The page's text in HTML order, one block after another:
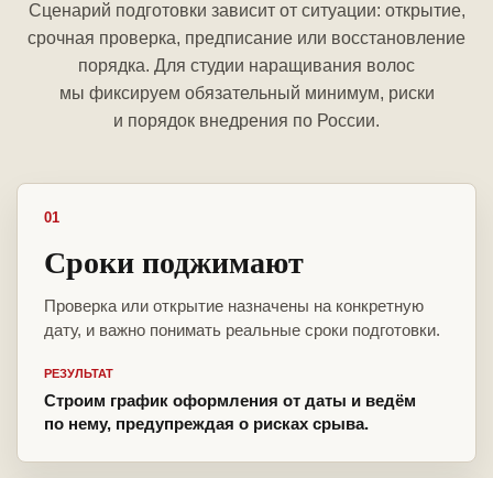
Сценарий подготовки зависит от ситуации: открытие,
срочная проверка, предписание или восстановление
порядка. Для студии наращивания волос
мы фиксируем обязательный минимум, риски
и порядок внедрения по России.
01
Сроки поджимают
Проверка или открытие назначены на конкретную
дату, и важно понимать реальные сроки подготовки.
РЕЗУЛЬТАТ
Строим график оформления от даты и ведём
по нему, предупреждая о рисках срыва.